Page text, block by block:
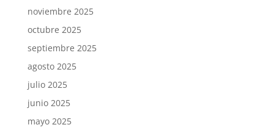
noviembre 2025
octubre 2025
septiembre 2025
agosto 2025
julio 2025
junio 2025
mayo 2025